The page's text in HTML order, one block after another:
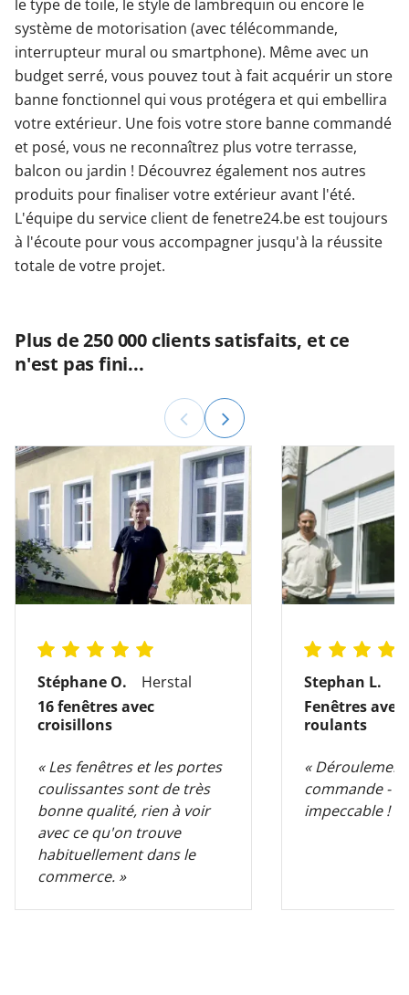
le type de toile, le style de lambrequin ou encore le
système de motorisation (avec télécommande,
interrupteur mural ou smartphone). Même avec un
budget serré, vous pouvez tout à fait acquérir un store
banne fonctionnel qui vous protégera et qui embellira
votre extérieur. Une fois votre store banne commandé
et posé, vous ne reconnaîtrez plus votre terrasse,
balcon ou jardin ! Découvrez également nos autres
produits pour finaliser votre extérieur avant l'été.
L'équipe du service client de fenetre24.be est toujours
à l'écoute pour vous accompagner jusqu'à la réussite
totale de votre projet.
Plus de 250 000 clients satisfaits, et ce
n'est pas fini...
Stéphane O.
Herstal
16 fenêtres avec
croisillons
« Les fenêtres et les portes
coulissantes sont de très
bonne qualité, rien à voir
avec ce qu'on trouve
habituellement dans le
commerce. »
Stephan L.
Fenêtres
roulants
«
commande -
impeccable ! »